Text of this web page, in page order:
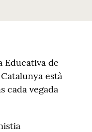
Educativa de
està
cada vegada